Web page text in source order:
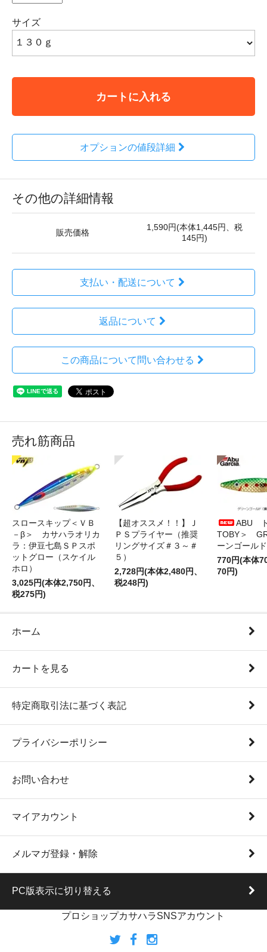
サイズ
カートに入れる
オプションの値段詳細
その他の詳細情報
販売価格
1,590円(本体1,445円、税
145円)
支払い・配送について
返品について
この商品について問い合わせる
売れ筋商品
スロースキップ＜ＶＢ
－β＞ カサハラオリカ
ラ：伊豆七島ＳＰスポ
ットグロー（スケイル
ホロ）
3,025円(本体2,750円、
税275円)
【超オススメ！！】Ｊ
ＰＳプライヤー（推奨
リングサイズ＃３～＃
５）
2,728円(本体2,480円、
税248円)
ABU
TOBY＞
ーンゴールド
770円(本体
70円)
ホーム
カートを見る
特定商取引法に基づく表記
プライバシーポリシー
お問い合わせ
マイアカウント
メルマガ登録・解除
PC版表示に切り替える
プロショップカサハラSNSアカウント